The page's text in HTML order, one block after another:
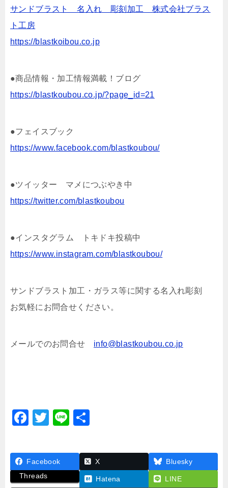
サンドブラスト 名入れ 彫刻加工 株式会社ブラス
ト工房
https://blastkoibou.co.jp
●商品情報・加工情報満載！ブログ
https://blastkoubou.co.jp/?page_id=21
●フェイスブック
https://www.facebook.com/blastkoubou/
●ツイッター マメにつぶやき中
https://twitter.com/blastkoubou
●インスタグラム トキドキ投稿中
https://www.instagram.com/blastkoubou/
サンドブラスト加工・ガラス等に関する名入れ彫刻
お気軽にお問合せください。
メールでのお問合せ info@blastkoubou.co.jp
F
c
e
b
T
tt
er
Li
e
Facebook X
Bluesky
Threads
Hatena LINE